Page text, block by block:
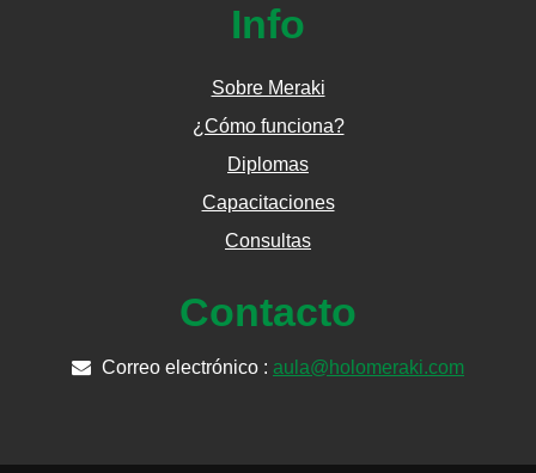
Info
Sobre Meraki
¿Cómo funciona?
Diplomas
Capacitaciones
Consultas
Contacto
Correo electrónico : aula@holomeraki.com